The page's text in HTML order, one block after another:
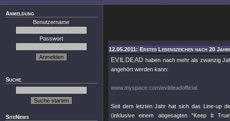
Anmeldung
Benutzername
Passwort
Suche
SiteNews
12.05.2011: Erstes Lebenszeichen nach 20
EVILDEAD haben nach mehr als zwanzig
angehört werden kann:
www.myspace.com/evildeadofficial
Seit dem letzten Jahr hat sich das Line-up
(inklusive einem abgesagten "Keep It